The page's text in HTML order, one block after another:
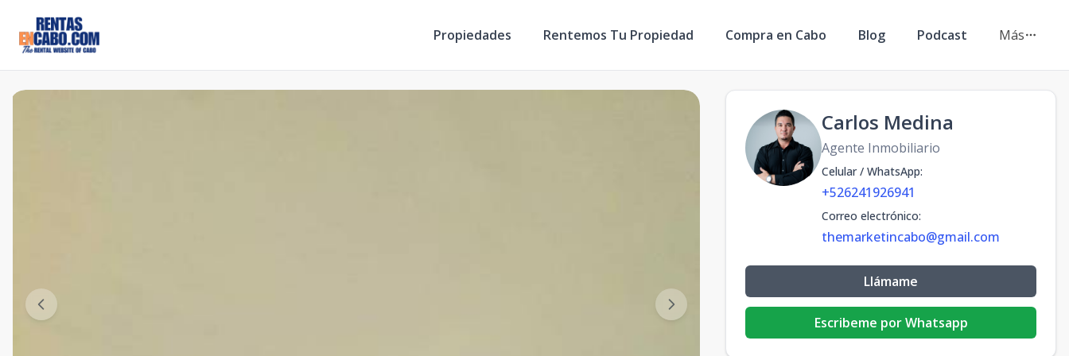
Propiedades Rentemos Tu Propiedad Compra en Cabo Blog Podcast Más
Carlos Medina
Agente Inmobiliario
Celular / WhatsApp:
+526241926941
Correo electrónico:
themarketincabo@gmail.com
Llámame
Escribeme por Whatsapp